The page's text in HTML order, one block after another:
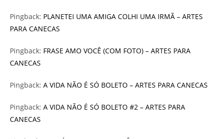
Pingback: PLANETEI UMA AMIGA COLHI UMA IRMÃ – ARTES
PARA CANECAS
Pingback: FRASE AMO VOCÊ (COM FOTO) – ARTES PARA
CANECAS
Pingback: A VIDA NÃO É SÓ BOLETO – ARTES PARA CANECAS
Pingback: A VIDA NÃO É SÓ BOLETO #2 – ARTES PARA
CANECAS